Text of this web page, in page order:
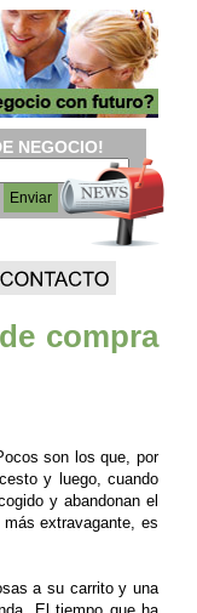
NEGOCIO!
compra
son los que, por
y luego, cuando
y abandonan el
extravagante, es
a su carrito y una